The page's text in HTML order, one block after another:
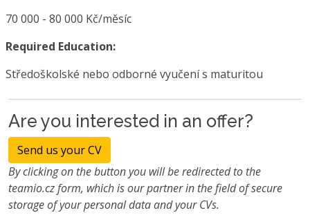
70 000 - 80 000 Kč/měsíc
Required Education:
Středoškolské nebo odborné vyučení s maturitou
Are you interested in an offer?
Send us your CV
By clicking on the button you will be redirected to the
teamio.cz form, which is our partner in the field of secure
storage of your personal data and your CVs.